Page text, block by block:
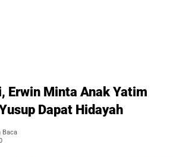
Erwin Minta Anak Yatim
Dapat Hidayah
Baca